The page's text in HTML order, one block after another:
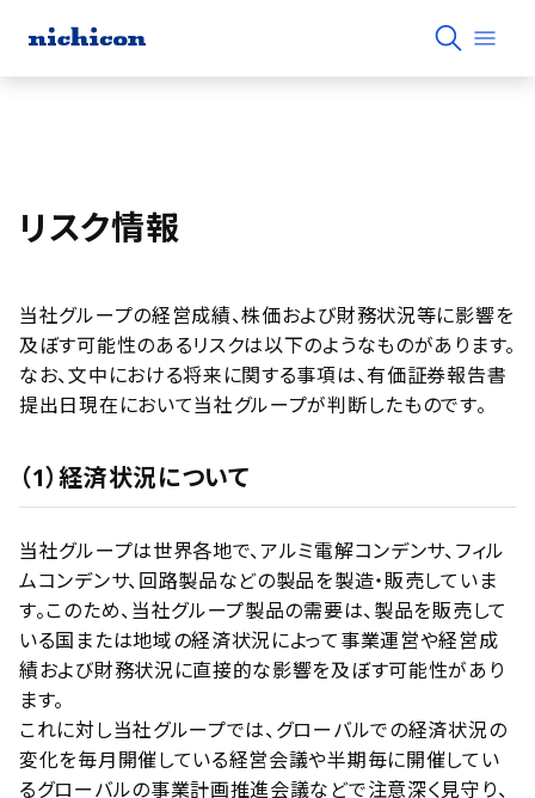
リスク情報
当社グループの経営成績、株価および財務状況等に影響を
及ぼす可能性のあるリスクは以下のようなものがあります。
なお、文中における将来に関する事項は、有価証券報告書
提出日現在において当社グループが判断したものです。
（1）経済状況について
当社グループは世界各地で、アルミ電解コンデンサ、フィル
ムコンデンサ、回路製品などの製品を製造・販売していま
す。このため、当社グループ製品の需要は、製品を販売して
いる国または地域の経済状況によって事業運営や経営成
績および財務状況に直接的な影響を及ぼす可能性があり
ます。
これに対し当社グループでは、グローバルでの経済状況の
変化を毎月開催している経営会議や半期毎に開催してい
るグローバルの事業計画推進会議などで注意深く見守り、